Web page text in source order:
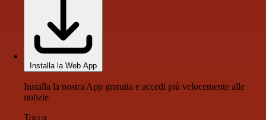
Installa la Web App
Installa la nostra App gratuita e accedi più velocemente alle
notizie
Tocca